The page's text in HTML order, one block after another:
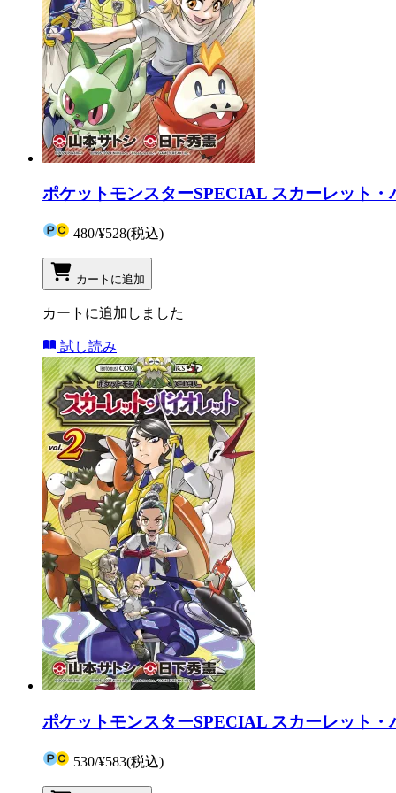
ポケットモンスターSPECIAL スカーレット・
480/¥528(税込)
カートに追加
カートに追加しました
試し読み
ポケットモンスターSPECIAL スカーレット・
530/¥583(税込)